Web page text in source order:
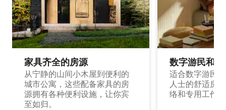
家具齐全的房源
从宁静的山间小木屋到便利的
城市公寓，这些配备家具的房
源拥有各种便利设施，让你宾
至如归。
数字游民和
适合数字游民
人士的舒适房
络和专用工作